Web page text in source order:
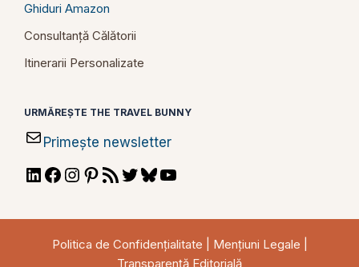
Ghiduri Amazon
Consultanță Călătorii
Itinerarii Personalizate
URMĂREȘTE THE TRAVEL BUNNY
Primește newsletter
LinkedIn
Facebook
Instagram
Pinterest
RSSTwitterBluesky
Politica de Confidențialitate Mențiuni Legale
Transparență Editorială